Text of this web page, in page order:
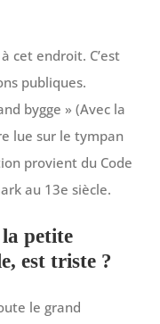
cet endroit. C’est
publiques.
bygge » (Avec la
lue sur le tympan
provient du Code
au 13e siècle.
petite
est triste ?
le grand